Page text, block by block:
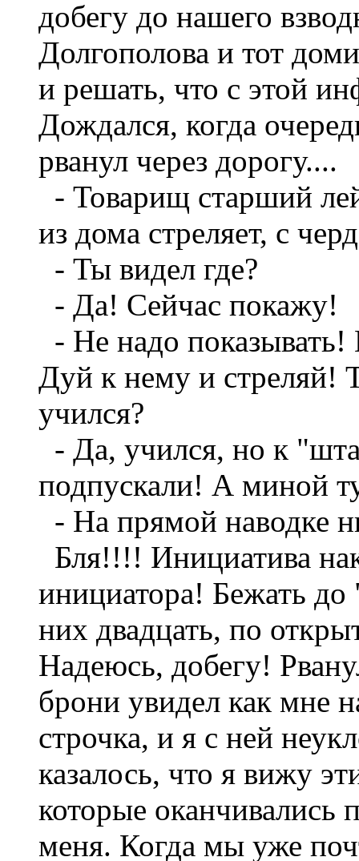
добегу до нашего
Долгополова и тот
и решать, что с этой
Дождался, когда
рванул через дорогу....
- Товарищ старший
из дома стреляет, с
- Ты видел где?
- Да! Сейчас покажу!
- Не надо
Дуй к нему и стреляй!
учился?
- Да, учился, но к
подпускали! А миной
- На прямой наводке
Бля!!!! Инициатива
инициатора! Бежать
них двадцать, по
Надеюсь, добегу!
брони увидел как мне
строчка, и я с ней
казалось, что я вижу
которые оканчивались
меня. Когда мы уже